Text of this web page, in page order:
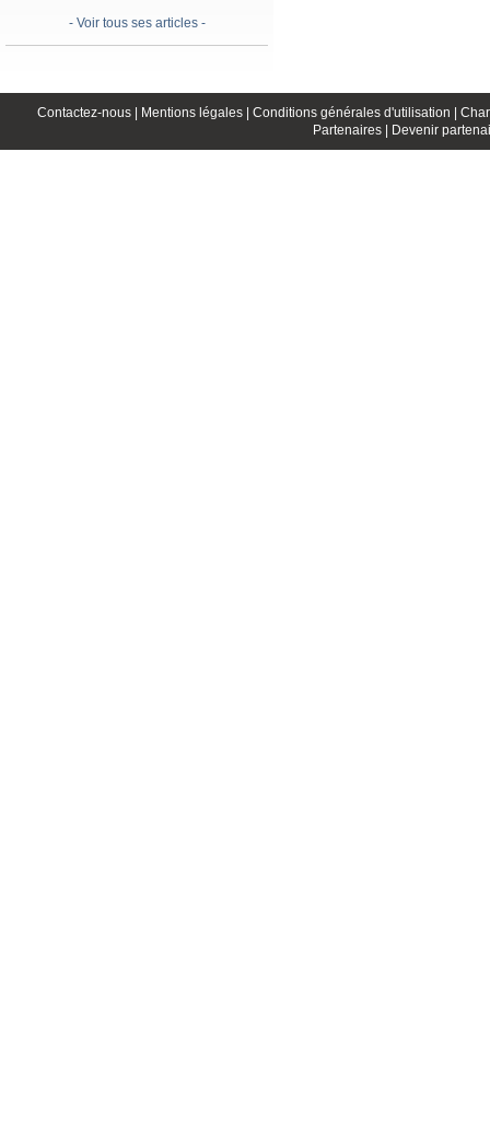
- Voir tous ses articles -
Contactez-nous | Mentions légales | Conditions générales d'utilisation |
Partenaires |
Devenir